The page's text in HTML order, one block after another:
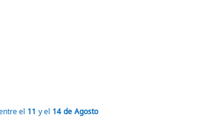
el 11 y el 14 de Agosto